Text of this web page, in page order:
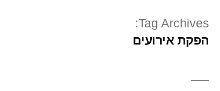
Tag Archives:
הפקת אירועים